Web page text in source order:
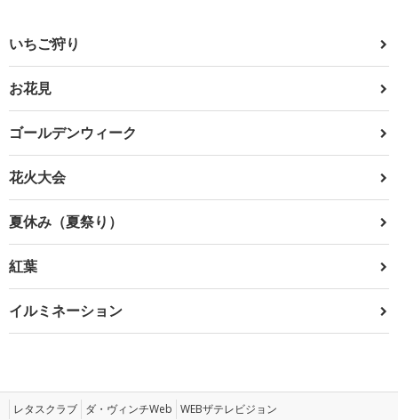
いちご狩り
お花見
ゴールデンウィーク
花火大会
夏休み（夏祭り）
紅葉
イルミネーション
レタスクラブ ダ・ヴィンチWeb WEBザテレビジョン